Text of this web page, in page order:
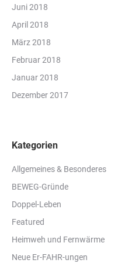
Juni 2018
April 2018
März 2018
Februar 2018
Januar 2018
Dezember 2017
Kategorien
Allgemeines & Besonderes
BEWEG-Gründe
Doppel-Leben
Featured
Heimweh und Fernwärme
Neue Er-FAHR-ungen